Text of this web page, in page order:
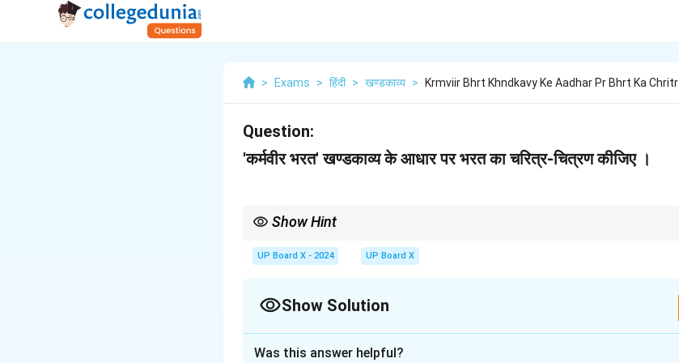
> Exams > हिंदी > खण्डकाव्य > Krmviir Bhrt Khndkavy Ke Aadhar Pr Bhrt Ka Chritr
Question:
'कर्मवीर भरत' खण्डकाव्य के आधार पर भरत का चरित्र-चित्रण कीजिए ।
Show Hint
UP Board X - 2024 UP Board X
Show Solution
Was this answer helpful?